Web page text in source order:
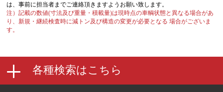
は、事前に担当者までご連絡頂きますようお願い致します。
注）記載の数値(寸法及び重量・積載量)は現時点の車輌状態と異なる場合があ
り、新規・継続検査時に減トン及び構造の変更が必要となる 場合がございま
す。